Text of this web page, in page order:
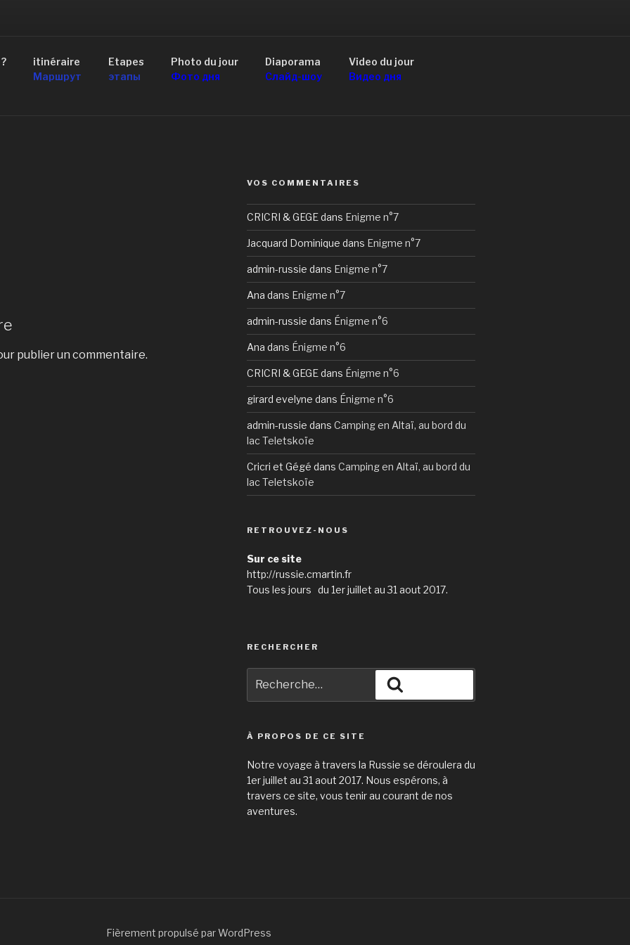
4×4 RUSSIE
au Lac Baïkal
itinéraire
Маршрут
Etapes
этапы
Photo du jour
Фото дня
Diaporama
Слайд-шоу
Video du jour
Видео дня
publier un commentaire.
VOS COMMENTAIRES
CRICRI & GEGEdans Enigme n°7
Jacquard Dominique dans Enigme n°7
admin-russie dans Enigme n°7
Ana dans Enigme n°7
admin-russie dans Énigme n°6
Ana dans Énigme n°6
CRICRI & GEGEdans Énigme n°6
girard evelyne dans Énigme n°6
admin-russie dans Camping en Altaï, au bord du
lac Teletskoïe
Cricri et Gégé dans Camping en Altaï, au bord du
lac Teletskoïe
RETROUVEZ-NOUS
Sur ce site
http://russie.cmartin.fr
Tous les jours du 1er juillet au 31 aout 2017.
RECHERCHER
pour
:
À PROPOS DE CE SITE
Notre voyage à travers la Russie se déroulera du
1er juillet au 31 aout 2017. Nous espérons, à
travers ce site, vous tenir au courant de nos
aventures.
Fièrement propulsé par WordPress